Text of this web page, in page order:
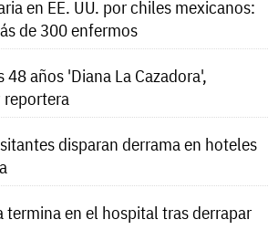
en EE. UU. por chiles mexicanos:
de 300 enfermos
48 años 'Diana La Cazadora',
disparan derrama en hoteles
termina en el hospital tras derrapar